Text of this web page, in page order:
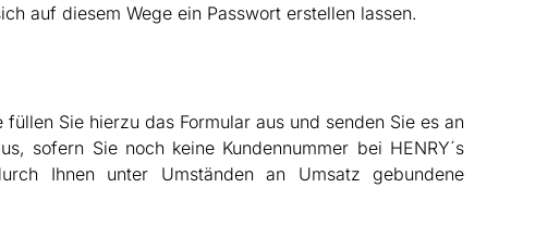
auf diesem Wege ein Passwort erstellen lassen.
Sie hierzu das Formular aus und senden Sie es an
sofern Sie noch keine Kundennummer bei HENRY´s
Ihnen unter Umständen an Umsatz gebundene